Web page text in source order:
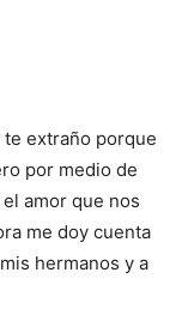
te extraño porque
por medio de
amor que nos
me doy cuenta
hermanos y a